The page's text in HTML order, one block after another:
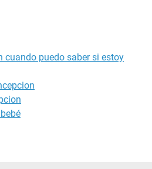
cuando puedo saber si estoy